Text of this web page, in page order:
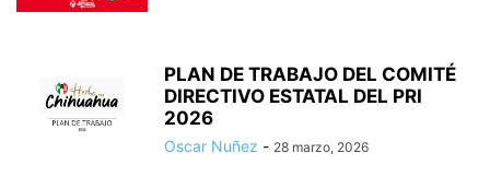
PLAN DE TRABAJO DEL COMITÉ
DIRECTIVO ESTATAL DEL PRI
2026
Oscar Nuñez - 28 marzo, 2026